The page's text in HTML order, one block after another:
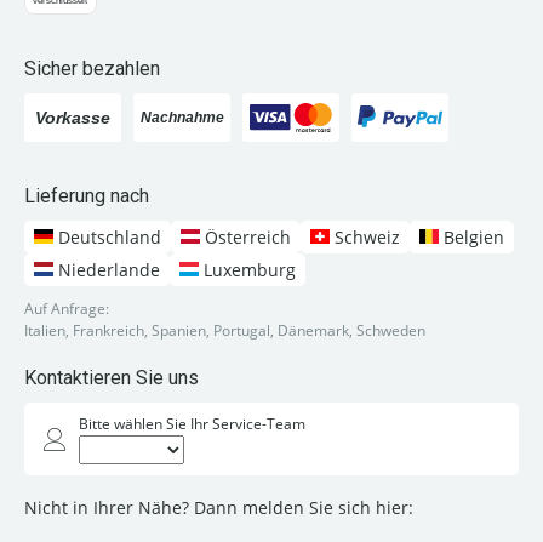
Sicher bezahlen
Lieferung nach
Deutschland
Österreich Schweiz
Belgien
Niederlande
Luxemburg
Auf Anfrage:
Italien, Frankreich, Spanien, Portugal, Dänemark, Schweden
Kontaktieren Sie uns
Bitte wählen Sie Ihr Service-Team
Nicht in Ihrer Nähe? Dann melden Sie sich hier: